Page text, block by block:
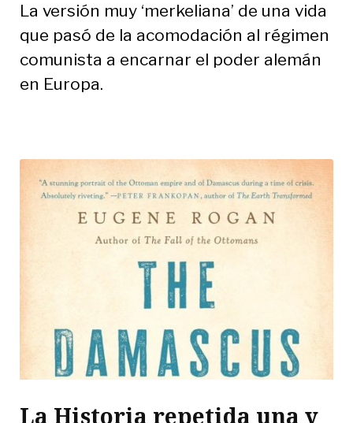
La versión muy ‘merkeliana’ de una vida
que pasó de la acomodación al régimen
comunista a encarnar el poder alemán
en Europa.
La Historia repetida una y